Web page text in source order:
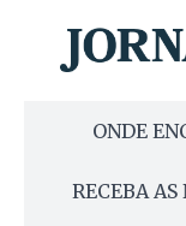
ONDE
RECEBA